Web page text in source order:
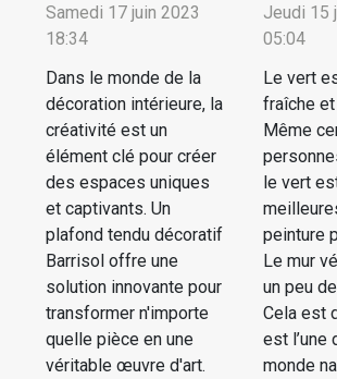
Samedi 17 juin 2023
18:34
Dans le monde de la
décoration intérieure, la
créativité est un
élément clé pour créer
des espaces uniques
et captivants. Un
plafond tendu décoratif
Barrisol offre une
solution innovante pour
transformer n'importe
quelle pièce en une
véritable œuvre d'art.
Jeudi 15
05:04
Le vert
fraîche
Même
le vert
peinture
Le mur
un peu
Cela est
est l’une
monde